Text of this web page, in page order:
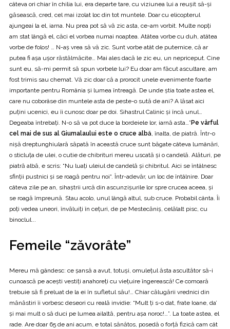
câteva ori chiar în chilia lui, era departe tare, cu viziunea lui a reuşit să-şi
găsească, cred, cel mai izolat loc din tot muntele. Doar cu elicopterul
ajungeai la el, iarna. Nu prea pot să vă zic asta, ce-am vorbit. Multe nopţi
am stat lângă el, căci el vorbea numai noaptea. Atâtea vorbe cu duh, atâtea
vorbe de folos! … N-aş vrea să vă zic. Sunt vorbe atât de puternice, că ar
putea fi aşa uşor răstălmăcite… Mai ales dacă le zic eu, un nepriceput. Cine
sunt eu, să-mi permit să spun vorbele lui? Eu doar am făcut ascultare, am
fost trimis sau chemat. Vă zic doar că a prorocit unele evenimente foarte
importante pentru România şi lumea întreagă. De unde ştia toate astea el,
care nu coborâse din muntele asta de peste-o sută de ani? A lăsat aici
puţini ucenici, eu îi cunosc doar pe doi. Sihastrul Calinic şi încă unul…
Degeaba întrebaţi. N-o să va pot duce la bordeiele lor, iarnă asta…” Pe vârful
cel mai de sus al Giumalaului este o cruce albă, înalta, de piatră. Într-o
nişă dreptunghiulară săpată în această cruce sunt băgate câteva lumânări,
o sticluţa de ulei, o cutie de chibrituri mereu uscată şi o candelă. Alături, pe
piatră albă, e scris: “Nu luaţi uleiul de candelă şi chibritul. Aici se întâlnesc
sfinţii pustnici şi se roagă pentru noi“. Într-adevăr, un loc de întâlnire. Doar
câteva zile pe an, sihaştrii urcă din ascunzişurile lor spre crucea aceea, şi
se roagă împreună. Stau acolo, unul lângă altul, sub cruce. Probabil cânta. Îi
poţi vedea uneori, învăluiţi în ceţuri, de pe Mestecăniş, celălalt pisc, cu
binoclul...
Femeile “zăvorâte”
Mereu mă gândesc: ce şansă a avut, totuşi, omuleţul ăsta ascultător să-i
cunoască pe aceşti vestiţi anahoreţi cu vieţuire îngerească! Ce comoară
trebuie să fi preluat de la ei în sufletul său!… Chiar călugării vrednici din
mănăstiri îi vorbesc deseori cu reală invidie: “Mult ţi s-o dat, frate Ioane, da’
şi mai mult o să duci pe lumea ailaltă, pentru aşa noroc!…”. La toate astea, el
rade. Are doar 65 de ani acum, e total sănătos, posedă o forţă fizică cam cât